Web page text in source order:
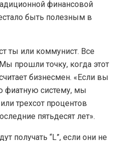
финансовой
быть полезным в
ты или коммунист. Все
прошли точку, когда этот
бизнесмен. «Если вы
фиатную систему, мы
трехсот процентов
пятьдесят лет».
получать “L”, если они не